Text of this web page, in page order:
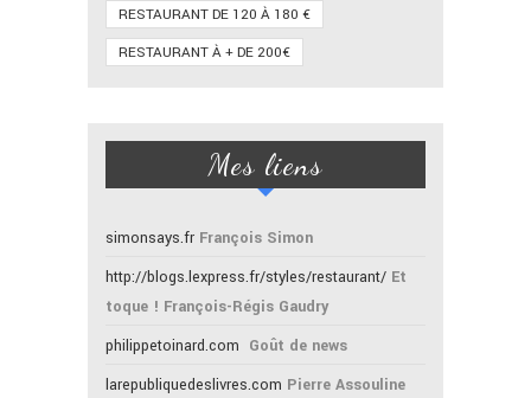
RESTAURANT DE 120 À 180 €
RESTAURANT À + DE 200€
Mes liens
simonsays.fr François Simon
http://blogs.lexpress.fr/styles/restaurant/ Et
toque ! François-Régis Gaudry
philippetoinard.com Goût de news
larepubliquedeslivres.com Pierre Assouline